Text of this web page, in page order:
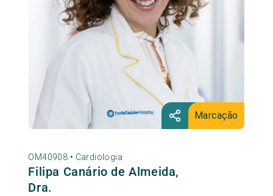
Marcação
OM40908 • Cardiologia
Filipa Canário de Almeida,
Dra.